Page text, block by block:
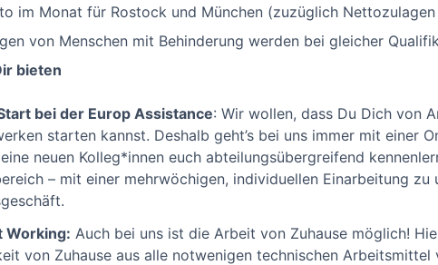
im Monat für Rostock und München (zuzüglich
von Menschen mit Behinderung werden bei gleicher
bieten
bei der Europ Assistance: Wir wollen, dass Du Dich von
starten kannst. Deshalb geht’s bei uns immer mit einer
neuen Kolleg*innen euch abteilungsübergreifend
– mit einer mehrwöchigen, individuellen Einarbeitung
Working: Auch bei uns ist die Arbeit von Zuhause möglich!
von Zuhause aus alle notwenigen technischen Arbeitsmittel